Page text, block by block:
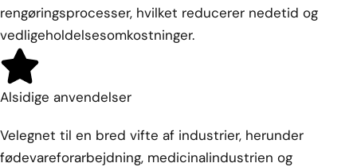
rengøringsprocesser, hvilket reducerer nedetid og
vedligeholdelsesomkostninger.
Alsidige anvendelser
Velegnet til en bred vifte af industrier, herunder
fødevareforarbejdning, medicinalindustrien og